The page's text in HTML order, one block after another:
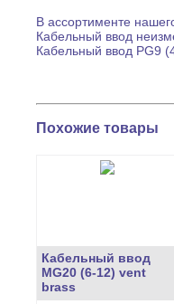
В ассортименте
Кабельный ввод
Кабельный ввод PG9
Похожие товары
Кабельный ввод
MG20 (6-12) vent
brass